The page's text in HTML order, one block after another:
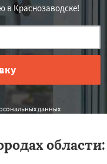
в Краснозаводске!
данных
области: